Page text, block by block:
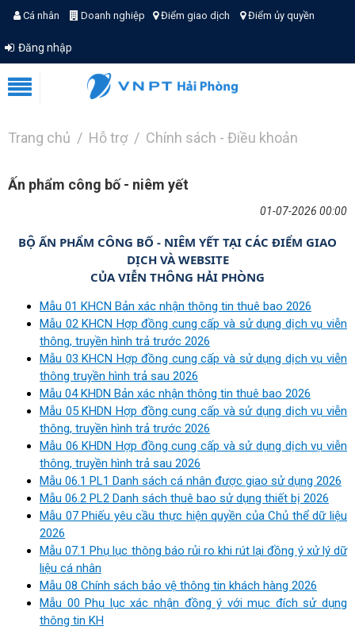
Cá nhân Doanh nghiệp Điểm giao dịch Điểm ủy quyền
Đăng nhập
Trang chủ Hỗ trợ Chính sách - Điều khoản
Ấn phẩm công bố - niêm yết
01-07-2026 00:00
BỘ ẤN PHẨM CÔNG BỐ - NIÊM YẾT TẠI CÁC ĐIỂM GIAO
DỊCH VÀ WEBSITE
CỦA VIỄN THÔNG HẢI PHÒNG
Mẫu 01 KHCN Bản xác nhận thông tin thuê bao 2026
Mẫu 02 KHCN Hợp đồng cung cấp và sử dụng dịch vụ viễn
thông, truyền hình trả trước 2026
Mẫu 03 KHCN Hợp đồng cung cấp và sử dụng dịch vụ viễn
thông truyền hình trả sau 2026
Mẫu 04 KHDN Bản xác nhận thông tin thuê bao 2026
Mẫu 05 KHDN Hợp đồng cung cấp và sử dụng dịch vụ viễn
thông, truyền hình trả trước 2026
Mẫu 06 KHDN Hợp đồng cung cấp và sử dụng dịch vụ viễn
thông, truyền hình trả sau 2026
Mẫu 06.1 PL1 Danh sách cá nhân được giao sử dụng 2026
Mẫu 06.2 PL2 Danh sách thuê bao sử dụng thiết bị 2026
Mẫu 07 Phiếu yêu cầu thực hiện quyền của Chủ thể dữ liệu
2026
Mẫu 07.1 Phụ lục thông báo rủi ro khi rút lại đồng ý xử lý dữ
liệu cá nhân
Mẫu 08 Chính sách bảo vệ thông tin khách hàng 2026
Mẫu 00 Phụ lục xác nhận đồng ý với mục đích sử dụng
thông tin KH